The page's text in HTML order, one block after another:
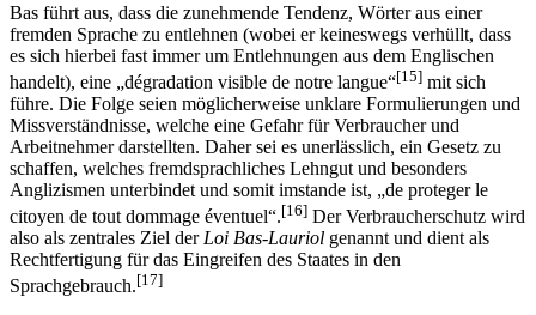
Bas führt aus, dass die zunehmende Tendenz, Wörter aus einer
fremden Sprache zu entlehnen (wobei er keineswegs verhüllt, dass
es sich hierbei fast immer um Entlehnungen aus dem Englischen
handelt), eine „dégradation visible de notre langue“[15] mit sich
führe. Die Folge seien möglicherweise unklare Formulierungen und
Missverständnisse, welche eine Gefahr für Verbraucher und
Arbeitnehmer darstellten. Daher sei es unerlässlich, ein Gesetz zu
schaffen, welches fremdsprachliches Lehngut und besonders
Anglizismen unterbindet und somit imstande ist, „de proteger le
citoyen de tout dommage éventuel“.[16] Der Verbraucherschutz wird
also als zentrales Ziel der Loi Bas-Lauriol genannt und dient als
Rechtfertigung für das Eingreifen des Staates in den
Sprachgebrauch.[17]